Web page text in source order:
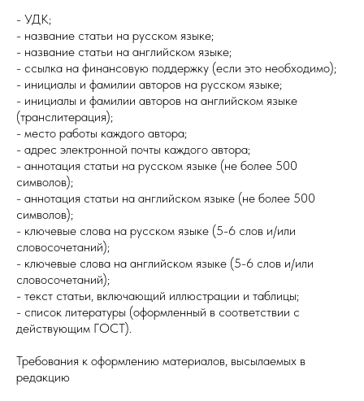
- УДК;
- название статьи на русском языке;
- название статьи на английском языке;
- ссылка на финансовую поддержку (если это необходимо);
- инициалы и фамилии авторов на русском языке;
- инициалы и фамилии авторов на английском языке
(транслитерация);
- место работы каждого автора;
- адрес электронной почты каждого автора;
- аннотация статьи на русском языке (не более 500
символов);
- аннотация статьи на английском языке (не более 500
символов);
- ключевые слова на русском языке (5-6 слов и/или
словосочетаний);
- ключевые слова на английском языке (5-6 слов и/или
словосочетаний);
- текст статьи, включающий иллюстрации и таблицы;
- список литературы (оформленный в соответствии с
действующим ГОСТ).
Требования к оформлению материалов, высылаемых в
редакцию